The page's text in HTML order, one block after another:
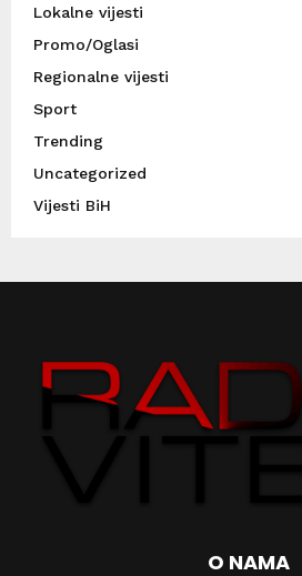
Lokalne vijesti
Promo/Oglasi
Regionalne vijesti
Sport
Trending
Uncategorized
Vijesti BiH
O NAMA